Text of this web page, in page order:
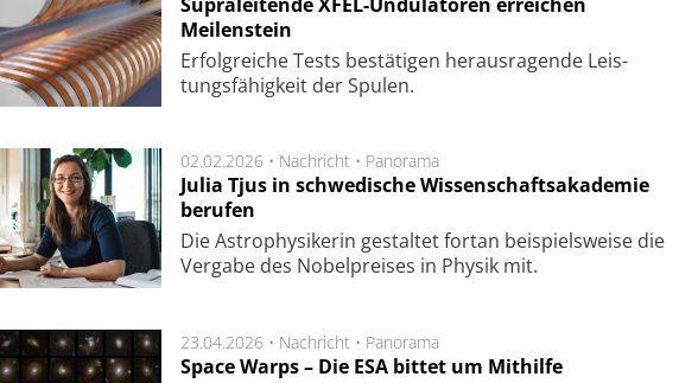
Meilenstein
Er­folg­rei­che Tests be­stä­ti­gen he­raus­ra­gen­de Leis­
tungs­fä­hig­keit der Spu­len.
02.02.2026 • Nachricht • Panorama
Julia Tjus in schwedische Wissenschaftsakademie
berufen
Die Astro­physi­kerin ge­stal­tet fort­an bei­spiels­wei­se die
Ver­ga­be des Nobel­prei­ses in Phy­sik mit.
23.04.2026 • Nachricht • Panorama
Space Warps – Die ESA bittet um Mithilfe